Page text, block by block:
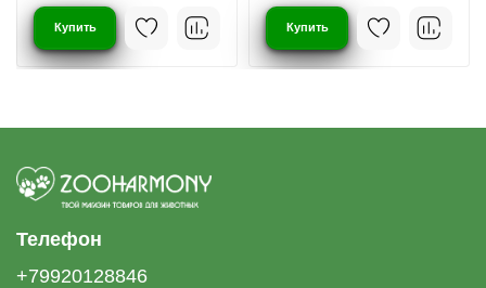
Купить Купить
Телефон
+79920128846